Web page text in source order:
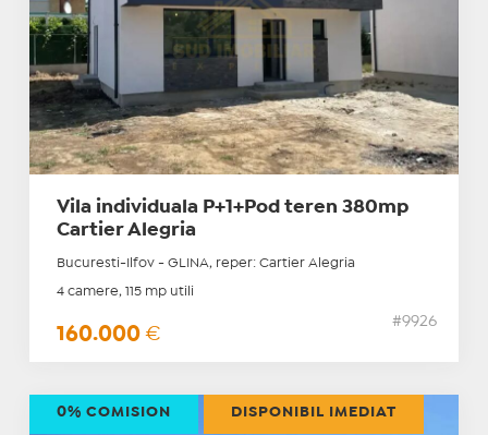
Vila individuala P+1+Pod teren 380mp
Cartier Alegria
Bucuresti-Ilfov - GLINA, reper: Cartier Alegria
4 camere, 115 mp utili
160.000 €
#9926
0% COMISION DISPONIBIL IMEDIAT